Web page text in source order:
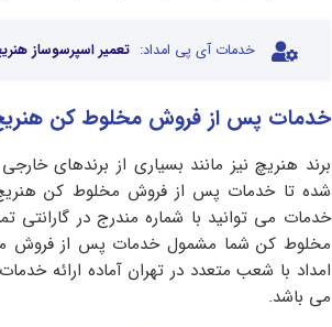
خدمات آی پی امداد: تعمیر اسپرسوساز
خدمات پس از فروش مخلوط کن
برند هنریچ نیز مانند بسیاری از برندهای
شده تا خدمات پس از فروش مخلوط کن هنریچ
خدمات می توانید با شماره مندرج در
مخلوط کن شما مشمول خدمات پس از فروش
امداد با شعب متعدد در تهران آماده ارائه
می باشد.